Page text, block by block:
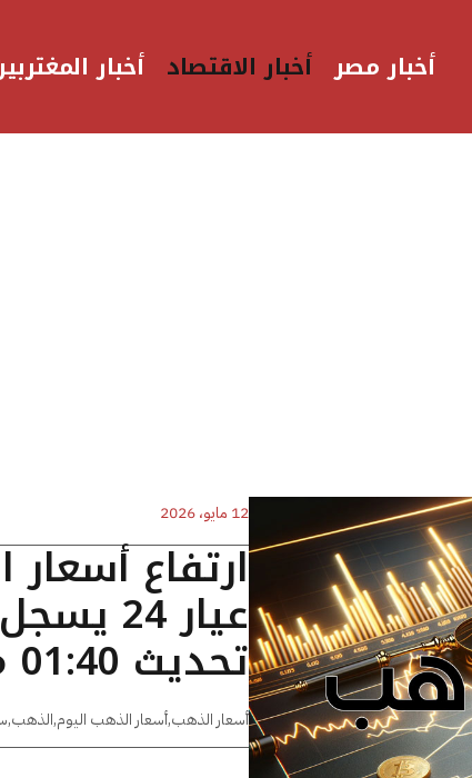
أخبار مصر أخبار الاقتصاد أخبار
12 مايو، 2026
ارتفاع
تحديث 01:40 مساءًا
أسعار الذهب,أسعار الذهب اليوم,الذهب,